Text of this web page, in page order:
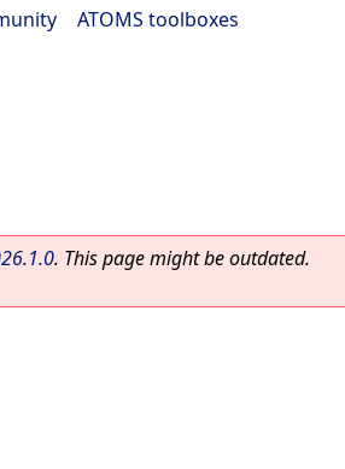
ATOMS toolboxes
. This page might be outdated.